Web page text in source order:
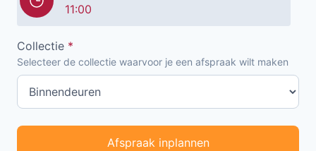
11:00
Collectie *
Selecteer de collectie waarvoor je een afspraak wilt maken
Afspraak inplannen